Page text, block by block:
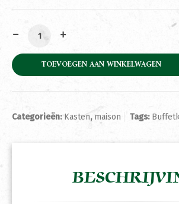
Buffetkast Maison Eikenhout
TOEVOEGEN AAN WINKELWAGEN
Categorieën: Kasten, maison Tags: